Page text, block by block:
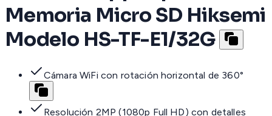
Memoria Micro SD Hiksemi
Modelo HS-TF-E1/32G
Cámara WiFi con rotación horizontal de 360°
Resolución 2MP (1080p Full HD) con detalles